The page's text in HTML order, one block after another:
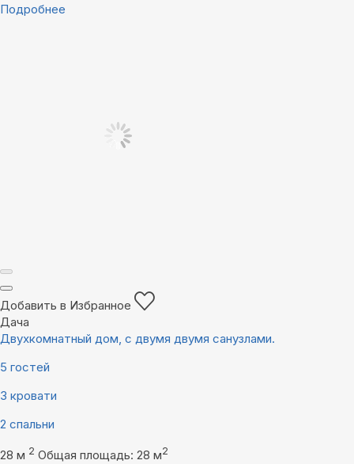
Подробнее
Добавить в Избранное
Дача
Двухкомнатный дом, с двумя двумя санузлами.
5 гостей
3 кровати
2 спальни
28 м 2 Общая площадь: 28 м2